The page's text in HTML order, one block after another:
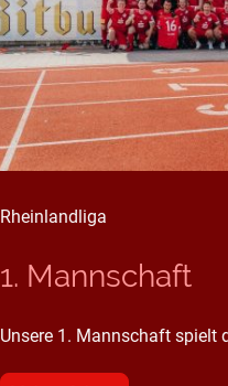
Rheinlandliga
1. Mannschaft
Unsere 1. Mannschaft spielt